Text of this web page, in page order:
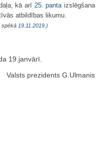
kā arī 25. pantaizslēgšana
atbildības likumu.
spēkā 19.11.2019. )
19.janvārī.
Valsts prezidents G.Ulmanis